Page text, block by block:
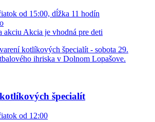
od 15:00, dĺžka 11 hodín
akciu Akcia je vhodná pre deti
kotlíkových špecialít - sobota 29.
ihriska v Dolnom Lopašove.
špecialít
od 12:00